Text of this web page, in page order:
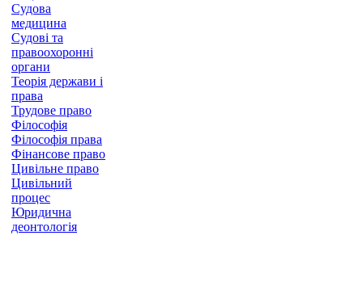
Судова
медицина
Судові та
правоохоронні
органи
Теорія держави і
права
Трудове право
Філософія
Філософія права
Фінансове право
Цивільне право
Цивільний
процес
Юридична
деонтологія